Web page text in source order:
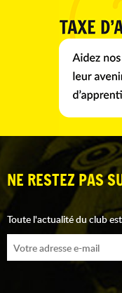
NE RESTEZ PAS
Toute l'actualité du club